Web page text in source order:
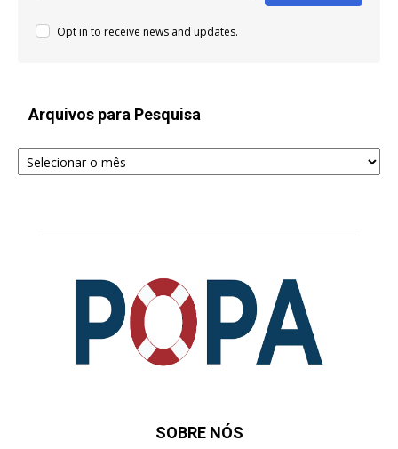
Opt in to receive news and updates.
Arquivos para Pesquisa
Arquivos
para
SOBRE NÓS